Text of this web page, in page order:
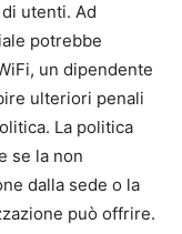
utenti. Ad
potrebbe
un dipendente
ulteriori penali
La politica
se la non
dalla sede o la
può offrire.